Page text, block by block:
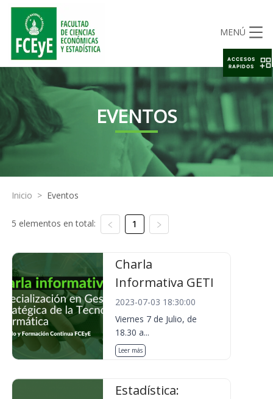
MENÚ
EVENTOS
Inicio > Eventos
5 elementos en total: 1
Charla
Informativa GETI
2023-07-03 18:30:00
Viernes 7 de Julio, de
18.30 a...
Leer más
Estadística:
ACCESOS
RAPIDOS